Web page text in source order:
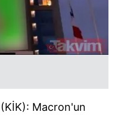
Macron'un